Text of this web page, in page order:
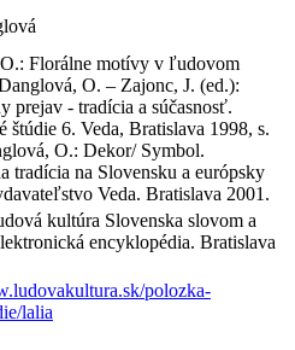
Florálne motívy v ľudovom
O. – Zajonc, J. (ed.):
prejav - tradícia a súčasnosť.
štúdie 6. Veda, Bratislava 1998, s.
O.: Dekor/ Symbol.
tradícia na Slovensku a európsky
Veda. Bratislava 2001.
kultúra Slovenska slovom a
encyklopédia. Bratislava
polozka-
lalia